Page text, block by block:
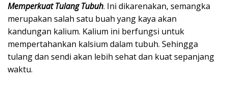
Memperkuat Tulang Tubuh. Ini dikarenakan, semangka
merupakan salah satu buah yang kaya akan
kandungan kalium. Kalium ini berfungsi untuk
mempertahankan kalsium dalam tubuh. Sehingga
tulang dan sendi akan lebih sehat dan kuat sepanjang
waktu.